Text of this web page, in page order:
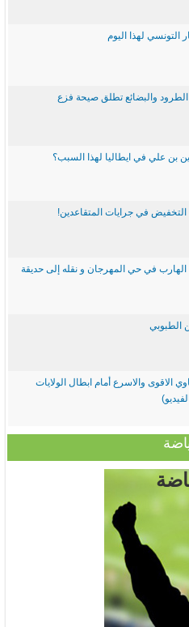
التونسي لهذا اليوم
الطرود والبضائع تطلق صيحة فزع
بن علي في ايطاليا لهذا السبب؟
التخفيض في جرايات المتقاعدين!
في حي المهرجان و نقله إلى حديقة
الطبوبي
الاقوى والاسرع أمام ابطال الولايات